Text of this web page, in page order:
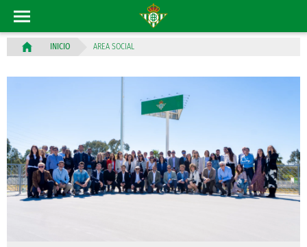
INICIO AREA SOCIAL